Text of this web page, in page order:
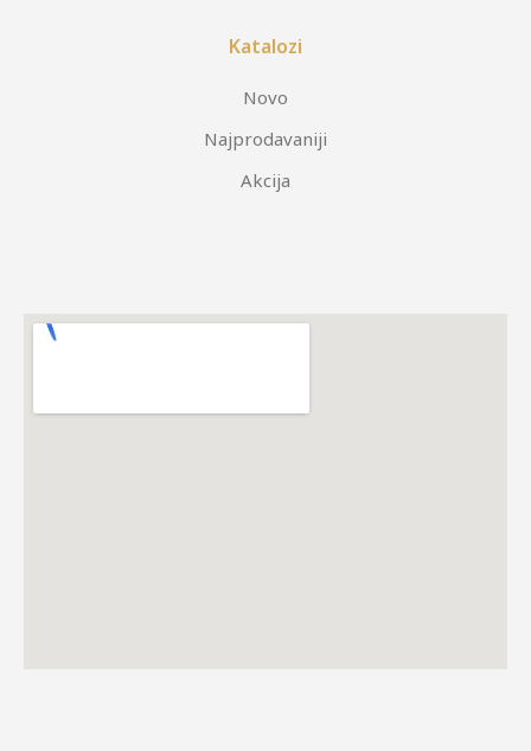
Katalozi
Novo
Najprodavaniji
Akcija